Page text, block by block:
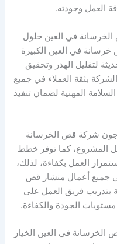
العمل وجودته.
في العين حلول
في العين الكبيرة
لتقليل الهدر وتحقيق
بثقة العملاء في جميع
المهنية لضمان تنفيذ
شركة قص الخرسانة
المشروع، كما توفر خطط
العمل بكفاءة، لذلك،
جميع أعمال منشار قص
بتدريب فريق العمل على
الجودة والكفاءة.
في العين الخيار